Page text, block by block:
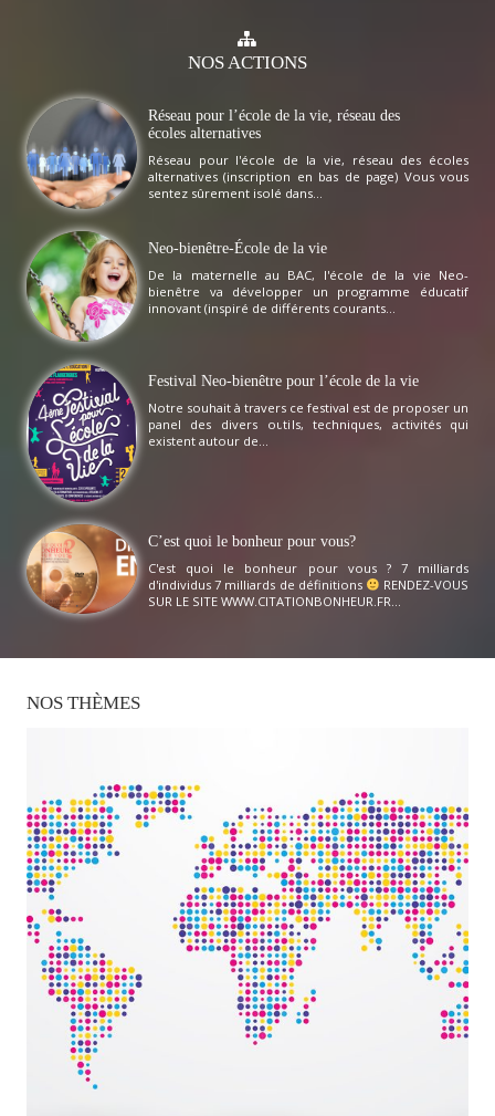
NOSACTIONS
Réseau pour l’école de la vie, réseau des
écoles alternatives
Réseau pour l'école de la vie, réseau des écoles
alternatives (inscription en bas de page) Vous vous
sentez sûrement isolé dans...
Neo-bienêtre-École de la vie
De la maternelle au BAC, l'école de la vie Neo-
bienêtre va développer un programme éducatif
innovant (inspiré de différents courants...
Festival Neo-bienêtre pour l’école de la vie
Notre souhait à travers ce festival est de proposer un
panel des divers outils, techniques, activités qui
existent autour de...
C’est quoi le bonheur pour vous?
C'est quoi le bonheur pour vous ? 7 milliards
d'individus 7 milliards de définitions
RENDEZ-VOUS
SUR LE SITE WWW.CITATIONBONHEUR.FR...
NOS THÈMES